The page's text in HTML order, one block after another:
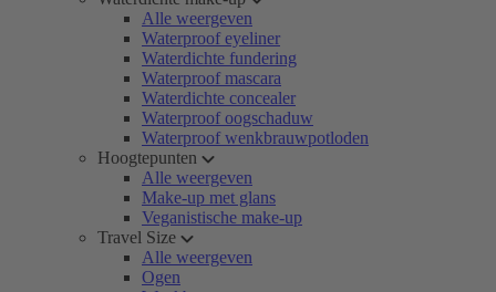
Alle weergeven
Waterproof eyeliner
Waterdichte fundering
Waterproof mascara
Waterdichte concealer
Waterproof oogschaduw
Waterproof wenkbrauwpotloden
Hoogtepunten
Alle weergeven
Make-up met glans
Veganistische make-up
Travel Size
Alle weergeven
Ogen